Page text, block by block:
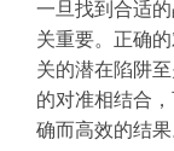
一旦找到合适
关重要。正确
关的潜在陷阱
的对准相结合
确而高效的结果